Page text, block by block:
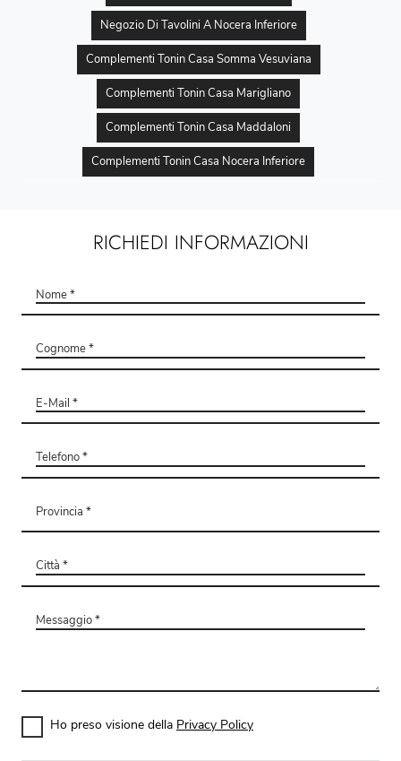
Negozio Di Tavolini A Nocera Inferiore
Complementi Tonin Casa Somma Vesuviana
Complementi Tonin Casa Marigliano
Complementi Tonin Casa Maddaloni
Complementi Tonin Casa Nocera Inferiore
RICHIEDI INFORMAZIONI
Ho preso visione della Privacy Policy